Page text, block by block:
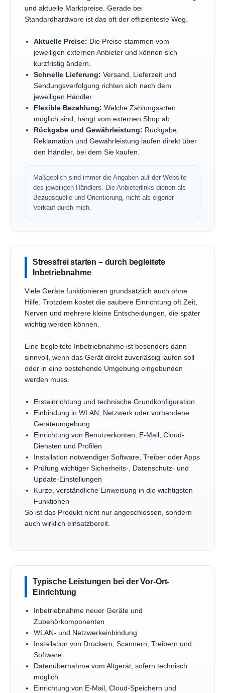
und aktuelle Marktpreise. Gerade bei
Standardhardware ist das oft der effizienteste Weg.
Aktuelle Preise: Die Preise stammen vom
jeweiligen externen Anbieter und können sich
kurzfristig ändern.
Schnelle Lieferung: Versand, Lieferzeit und
Sendungsverfolgung richten sich nach dem
jeweiligen Händler.
Flexible Bezahlung: Welche Zahlungsarten
möglich sind, hängt vom externen Shop ab.
Rückgabe und Gewährleistung: Rückgabe,
Reklamation und Gewährleistung laufen direkt über
den Händler, bei dem Sie kaufen.
Maßgeblich sind immer die Angaben auf der Website
des jeweiligen Händlers. Die Anbieterlinks dienen als
Bezugsquelle und Orientierung, nicht als eigener
Verkauf durch mich.
Stressfrei starten – durch begleitete
Inbetriebnahme
Viele Geräte funktionieren grundsätzlich auch ohne
Hilfe. Trotzdem kostet die saubere Einrichtung oft Zeit,
Nerven und mehrere kleine Entscheidungen, die später
wichtig werden können.
Eine begleitete Inbetriebnahme ist besonders dann
sinnvoll, wenn das Gerät direkt zuverlässig laufen soll
oder in eine bestehende Umgebung eingebunden
werden muss.
Ersteinrichtung und technische Grundkonfiguration
Einbindung in WLAN, Netzwerk oder vorhandene
Geräteumgebung
Einrichtung von Benutzerkonten, E-Mail, Cloud-
Diensten und Profilen
Installation notwendiger Software, Treiber oder Apps
Prüfung wichtiger Sicherheits-, Datenschutz- und
Update-Einstellungen
Kurze, verständliche Einweisung in die wichtigsten
Funktionen
So ist das Produkt nicht nur angeschlossen, sondern
auch wirklich einsatzbereit.
Typische Leistungen bei der Vor-Ort-
Einrichtung
Inbetriebnahme neuer Geräte und
Zubehörkomponenten
WLAN- und Netzwerkeinbindung
Installation von Druckern, Scannern, Treibern und
Software
Datenübernahme vom Altgerät, sofern technisch
möglich
Einrichtung von E-Mail, Cloud-Speichern und